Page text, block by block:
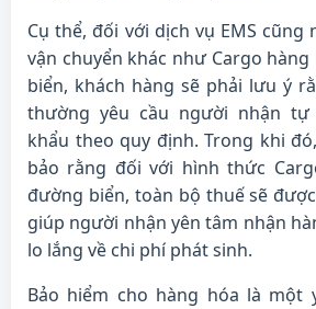
Cụ thể, đối với dịch vụ EMS
vận chuyển khác như Cargo
biển, khách hàng sẽ phải lưu ý
thường yêu cầu người nhận
khẩu theo quy định. Trong khi
bảo rằng đối với hình thức
đường biển, toàn bộ thuế sẽ
giúp người nhận yên tâm nhận
lo lắng về chi phí phát sinh.
Bảo hiểm cho hàng hóa là một